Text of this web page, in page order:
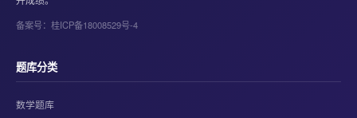
备案号：桂ICP备18008529号-4
题库分类
数学题库